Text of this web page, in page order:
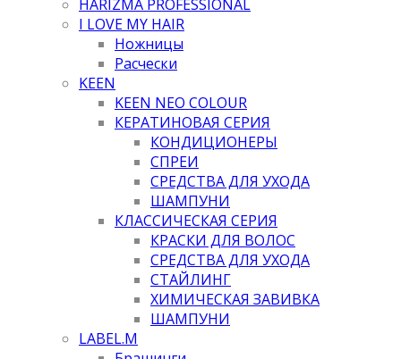
HARIZMA PROFESSIONAL
I LOVE MY HAIR
Ножницы
Расчески
KEEN
KEEN NEO COLOUR
КЕРАТИНОВАЯ СЕРИЯ
КОНДИЦИОНЕРЫ
СПРЕИ
СРЕДСТВА ДЛЯ УХОДА
ШАМПУНИ
КЛАССИЧЕСКАЯ СЕРИЯ
КРАСКИ ДЛЯ ВОЛОС
СРЕДСТВА ДЛЯ УХОДА
СТАЙЛИНГ
ХИМИЧЕСКАЯ ЗАВИВКА
ШАМПУНИ
LABEL.M